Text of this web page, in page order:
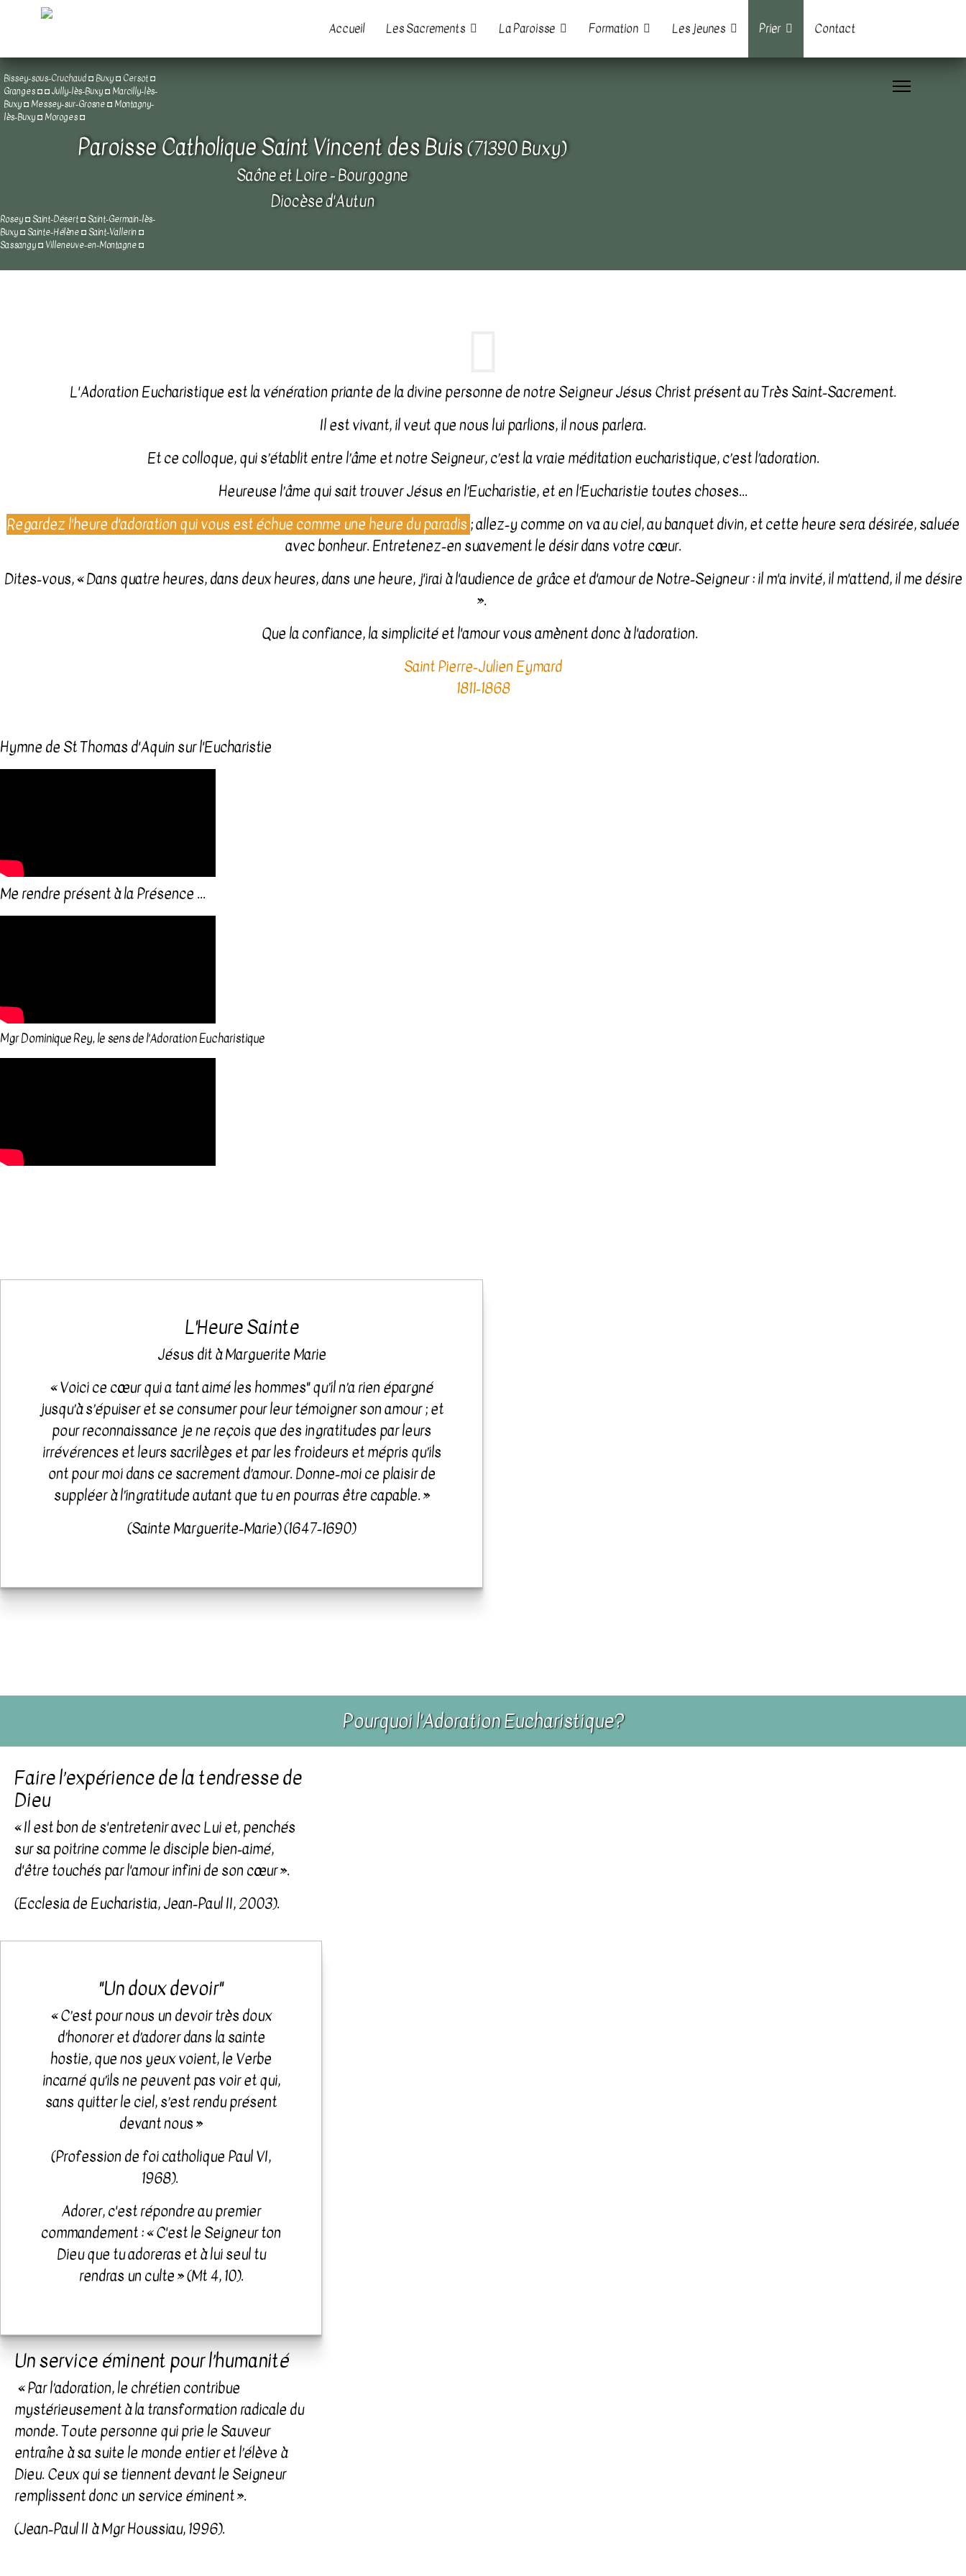
Accueil Les Sacrements La Paroisse Formation Les jeunes Prier Contact
Bissey-sous-Cruchaud◘ Buxy◘ Cersot◘
Granges◘◘Jully-lès-Buxy◘ Marcilly-lès-
Buxy◘ Messey-sur-Grosne◘ Montagny-
lès-Buxy◘ Moroges◘
Paroisse Catholique Saint Vincent des Buis(71390 Buxy)
Saône et Loire - Bourgogne
Diocèse d'Autun
Rosey◘Saint-Désert◘Saint-Germain-lès-
Buxy◘Sainte-Hélène◘Saint-Vallerin◘
Sassangy◘ Villeneuve-en-Montagne◘
L'Adoration Eucharistique est la vénération priante de la divine personne de notre Seigneur Jésus Christ présent au Très Saint-Sacrement.
Il est vivant, il veut que nous lui parlions, il nous parlera.
Et ce colloque, qui s’établit entre l’âme et notre Seigneur, c’est la vraie méditation eucharistique, c’est l’adoration.
Heureuse l’âme qui sait trouver Jésus en l’Eucharistie, et en l’Eucharistie toutes choses...
Regardez l'heure d'adoration qui vous est échue comme une heure du paradis ; allez-y comme on va au ciel, au banquet divin, et cette heure sera désirée, saluée
avec bonheur. Entretenez-en suavement le désir dans votre cœur.
Dites-vous, « Dans quatre heures, dans deux heures, dans une heure, j'irai à l'audience de grâce et d'amour de Notre-Seigneur : il m'a invité, il m'attend, il me désire
». ​
Que la confiance, la simplicité et l'amour vous amènent donc à l'adoration. ​
Saint Pierre-Julien Eymard
1811-1868
Hymne de St Thomas d'Aquin sur l'Eucharistie
Me rendre présent à la Présence ...
Mgr Dominique Rey, le sens de l'Adoration Eucharistique
L'Heure Sainte
Jésus dit à Marguerite Marie
« Voici ce cœur qui a tant aimé les hommes" qu’il n’a rien épargné
jusqu’à s’épuiser et se consumer pour leur témoigner son amour ; et
pour reconnaissance je ne reçois que des ingratitudes par leurs
irrévérences et leurs sacrilèges et par les froideurs et mépris qu’ils
ont pour moi dans ce sacrement d’amour. Donne-moi ce plaisir de
suppléer à l’ingratitude autant que tu en pourras être capable. »
(Sainte Marguerite-Marie) (1647-1690)
Pourquoi l'Adoration Eucharistique?
Faire l’expérience de la tendresse de
Dieu
« Il est bon de s'entretenir avec Lui et, penchés
sur sa poitrine comme le disciple bien-aimé,
d'être touchés par l'amour infini de son cœur ».
(Ecclesia de Eucharistia, Jean-Paul II, 2003).
"Un doux devoir"
« C’est pour nous un devoir très doux
d’honorer et d’adorer dans la sainte
hostie, que nos yeux voient, le Verbe
incarné qu’ils ne peuvent pas voir et qui,
sans quitter le ciel, s’est rendu présent
devant nous »
(Profession de foi catholique Paul VI,
1968). ​
Adorer, c'est répondre au premier
commandement : « C'est le Seigneur ton
Dieu que tu adoreras et à lui seul tu
rendras un culte » (Mt 4, 10).
Un service éminent pour l’humanité
« Par l’adoration, le chrétien contribue
mystérieusement à la transformation radicale du
monde. Toute personne qui prie le Sauveur
entraîne à sa suite le monde entier et l’élève à
Dieu. Ceux qui se tiennent devant le Seigneur
remplissent donc un service éminent ».
(Jean-Paul II à Mgr Houssiau, 1996).